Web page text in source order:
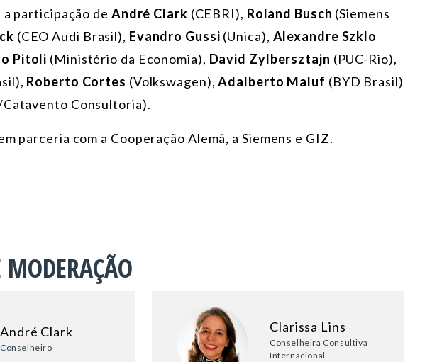
a participação de André Clark (CEBRI), Roland Busch (Siemens
(CEO Audi Brasil), Evandro Gussi (Unica), Alexandre Szklo
Pitoli (Ministério da Economia), David Zylbersztajn (PUC-Rio),
Roberto Cortes (Volkswagen),Adalberto Maluf (BYD Brasil)
Catavento Consultoria).
parceria com a Cooperação Alemã, a Siemens e GIZ.
André Clark
Conselheiro
Clarissa Lins
Conselheira Consultiva
Internacional